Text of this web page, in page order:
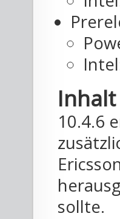
Inhalt
10.4.6
sollte.